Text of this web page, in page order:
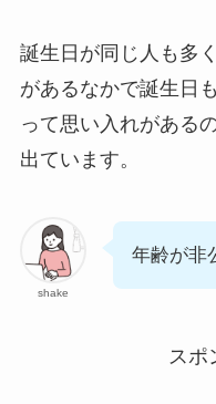
誕生日が同じ人も多
があるなかで誕生日
って思い入れがある
出ています。
shake
年齢が非
スポ